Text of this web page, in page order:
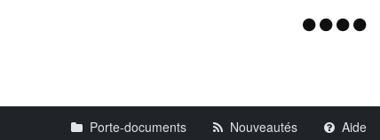
Menu
Porte-documents Nouveautés Aide